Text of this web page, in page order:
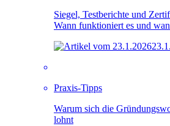
Siegel, Testberichte und
Wann funktioniert es und
Praxis-Tipps
Warum sich die
lohnt